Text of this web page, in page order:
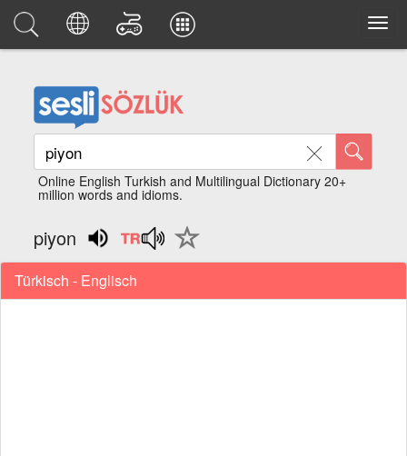
Online English Turkish and Multilingual Dictionary 20+
million words and idioms.
piyon
Türkisch - Englisch